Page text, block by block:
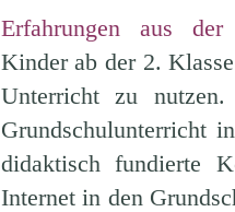
Erfahrungen aus der
Kinder ab der 2.
Unterricht zu
Grundschulunterricht
didaktisch fundierte
Internet in den